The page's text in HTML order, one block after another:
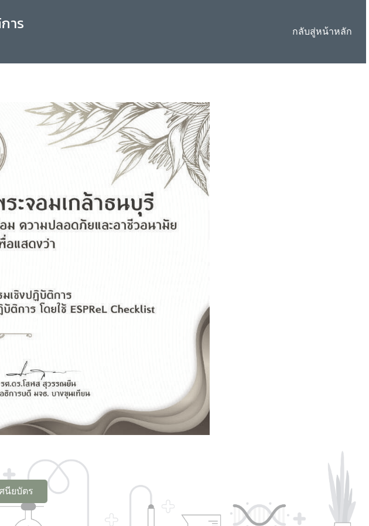
าร
กลับสู่หน้าหลัก
นียบัตร